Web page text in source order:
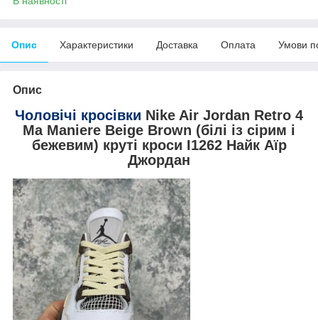
Опис Характеристики Доставка Оплата Умови
Опис
Чоловічі кросівки Nike Air Jordan Retro 4
Ma Maniere Beige Brown (білі із сірим і
бежевим) круті кроси I1262 Найк Аїр
Джордан